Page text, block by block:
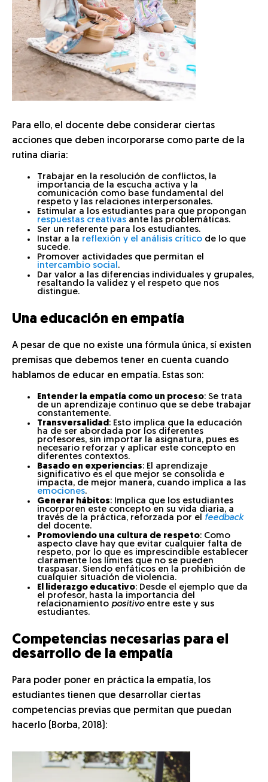
Para ello, el docente debe considerar ciertas
acciones que deben incorporarse como parte de la
rutina diaria:
Trabajar en la resolución de conflictos, la
importancia de la escucha activa y la
comunicación como base fundamental del
respeto y las relaciones interpersonales.
Estimular a los estudiantes para que propongan
respuestas creativas ante las problemáticas.
Ser un referente para los estudiantes.
Instar a la reflexión y el análisis crítico de lo que
sucede.
Promover actividades que permitan el
intercambio social.
Dar valor a las diferencias individuales y grupales,
resaltando la validez y el respeto que nos
distingue.
Una educación en empatía
A pesar de que no existe una fórmula única, sí existen
premisas que debemos tener en cuenta cuando
hablamos de educar en empatía. Estas son:
Entender la empatía como un proceso: Se trata
de un aprendizaje continuo que se debe trabajar
constantemente.
Transversalidad: Esto implica que la educación
ha de ser abordada por los diferentes
profesores, sin importar la asignatura, pues es
necesario reforzar y aplicar este concepto en
diferentes contextos.
Basado en experiencias: El aprendizaje
significativo es el que mejor se consolida e
impacta, de mejor manera, cuando implica a las
emociones.
Generar hábitos: Implica que los estudiantes
incorporen este concepto en su vida diaria, a
través de la práctica, reforzada por el feedback
del docente.
Promoviendo una cultura de respeto: Como
aspecto clave hay que evitar cualquier falta de
respeto, por lo que es imprescindible establecer
claramente los límites que no se pueden
traspasar. Siendo enfáticos en la prohibición de
cualquier situación de violencia.
El liderazgo educativo: Desde el ejemplo que da
el profesor, hasta la importancia del
relacionamiento positivoentre este y sus
estudiantes.
Competencias necesarias para el
desarrollo de la empatía
Para poder poner en práctica la empatía, los
estudiantes tienen que desarrollar ciertas
competencias previas que permitan que puedan
hacerlo (Borba, 2018):